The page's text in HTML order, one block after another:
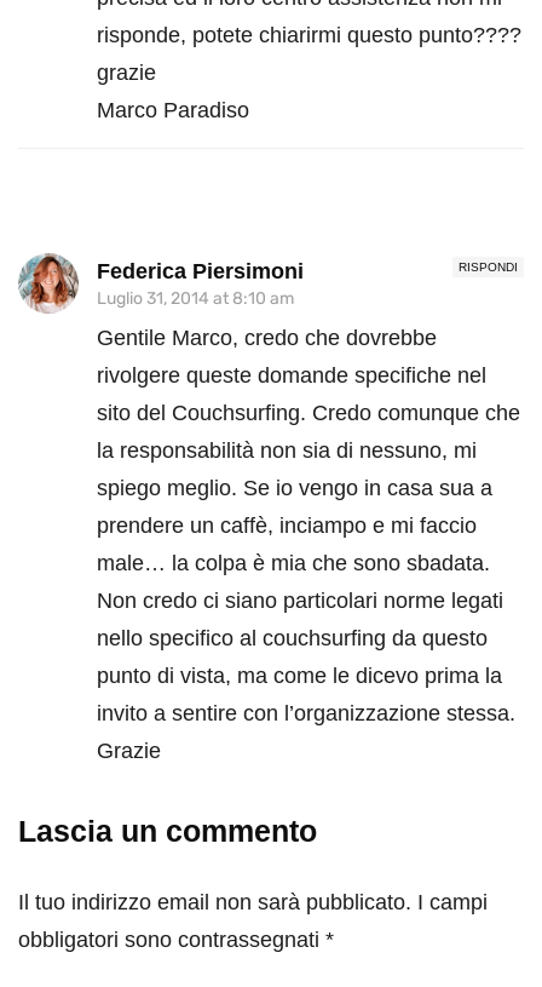
risponde, potete chiarirmi questo punto????
grazie
Marco Paradiso
RISPONDI
Federica Piersimoni
Luglio 31, 2014 at 8:10 am
Gentile Marco, credo che dovrebbe
rivolgere queste domande specifiche nel
sito del Couchsurfing. Credo comunque che
la responsabilità non sia di nessuno, mi
spiego meglio. Se io vengo in casa sua a
prendere un caffè, inciampo e mi faccio
male… la colpa è mia che sono sbadata.
Non credo ci siano particolari norme legati
nello specifico al couchsurfing da questo
punto di vista, ma come le dicevo prima la
invito a sentire con l’organizzazione stessa.
Grazie
Lascia un commento
Il tuo indirizzo email non sarà pubblicato. I campi
obbligatori sono contrassegnati *